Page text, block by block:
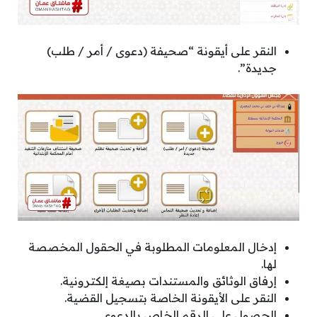
النقر على أيقونة “صحيفة (دعوى / أمر / طلب)
جديدة”.
إدخال المعلومات المطلوبة في الحقول المخصصة
لها.
إرفاق الوثائق والمستندات بصيغة إلكترونية.
النقر على الأيقونة الخاصة بتسجيل القضية.